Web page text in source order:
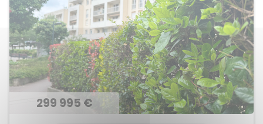
299 995 €